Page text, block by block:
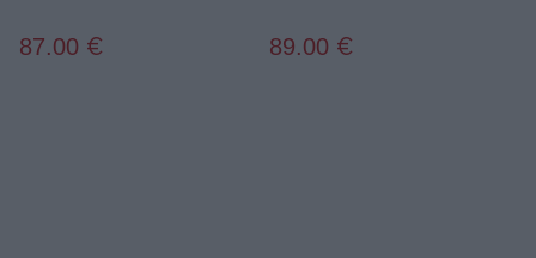
87.00 € 89.00 €